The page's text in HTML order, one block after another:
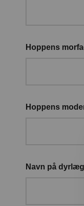
Hoppens
Hoppens
Navn på